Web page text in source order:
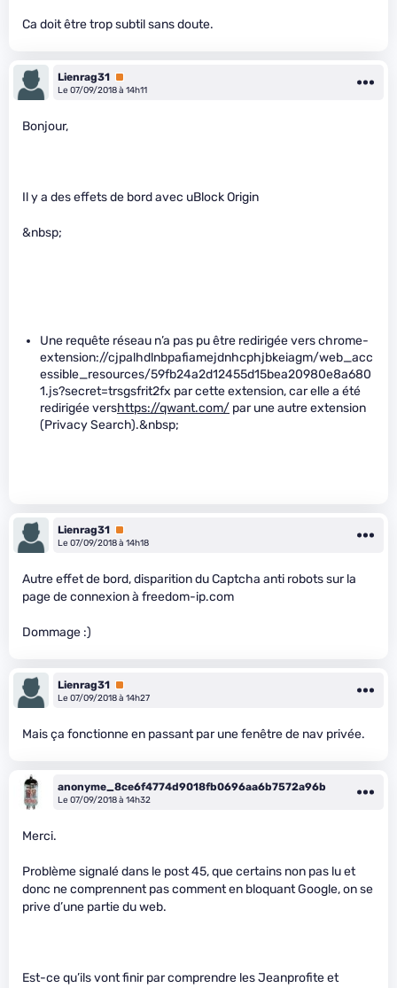
Ca doit être trop subtil sans doute.
Lienrag31 Premium
Le 07/09/2018 à 14h11
Bonjour,
Il y a des effets de bord avec uBlock Origin
&nbsp;
Une requête réseau n’a pas pu être redirigée vers chrome-
extension://cjpalhdlnbpafiamejdnhcphjbkeiagm/web_acc
essible_resources/59fb24a2d12455d15bea20980e8a680
1.js?secret=trsgsfrit2fx par cette extension, car elle a été
redirigée vershttps://qwant.com/ par une autre extension
(Privacy Search).&nbsp;
Lienrag31 Premium
Le 07/09/2018 à 14h18
Autre effet de bord, disparition du Captcha anti robots sur la
page de connexion à freedom-ip.com
Dommage :)
Lienrag31 Premium
Le 07/09/2018 à 14h27
Mais ça fonctionne en passant par une fenêtre de nav privée.
anonyme_8ce6f4774d9018fb0696aa6b7572a96b
Le 07/09/2018 à 14h32
Merci.
Problème signalé dans le post 45, que certains non pas lu et
donc ne comprennent pas comment en bloquant Google, on se
prive d’une partie du web.
Est-ce qu’ils vont finir par comprendre les Jeanprofite et